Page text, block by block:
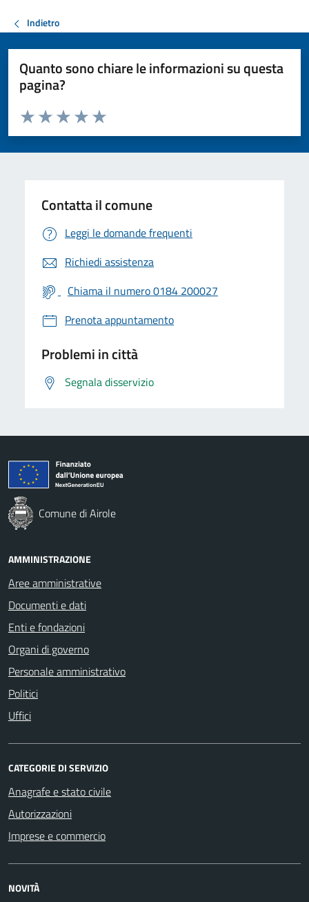
Indietro
Quanto sono chiare le informazioni su questa
pagina?
Valuta da 1 a 5 stelle la pagina
Valuta 5 stelle su 5
Valuta 4 stelle su 5
Valuta 3 stelle su 5
Valuta 2 stelle su 5
Valuta 1 stelle su 5
Contatta il comune
Leggi le domande frequenti
Richiedi assistenza
Chiama il numero 0184 200027
Prenota appuntamento
Problemi in città
Segnala disservizio
Comune di Airole
AMMINISTRAZIONE
Aree amministrative
Documenti e dati
Enti e fondazioni
Organi di governo
Personale amministrativo
Politici
Uffici
CATEGORIE DI SERVIZIO
Anagrafe e stato civile
Autorizzazioni
Imprese e commercio
NOVITÀ